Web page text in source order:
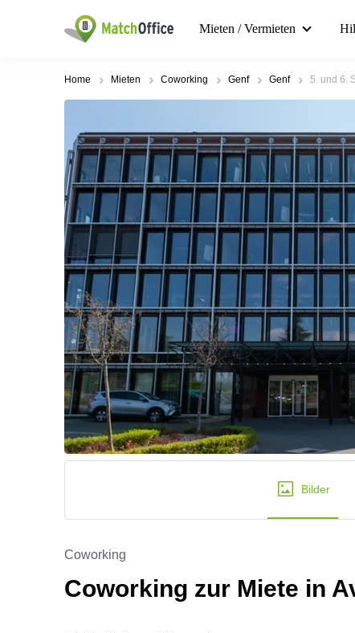
Mieten / Vermieten
Home Mieten Coworking Genf Genf 5. und 6.
Bilder
Coworking
Coworking zur Miete in